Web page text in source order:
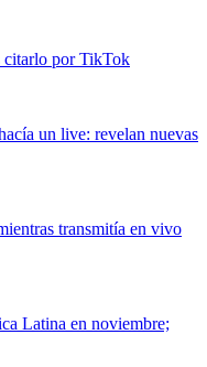
citarlo por TikTok
un live: revelan nuevas
transmitía en vivo
Latina en noviembre;